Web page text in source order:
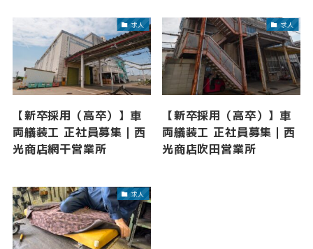
求人
【新卒採用（高卒）】車
両艤装工 正社員募集｜西
光商店網干営業所
求人
【新卒採用（高卒）】車
両艤装工 正社員募集｜西
光商店吹田営業所
求人